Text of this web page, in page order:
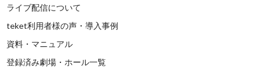
ライブ配信について
teket利用者様の声・導入事例
資料・マニュアル
登録済み劇場・ホール一覧